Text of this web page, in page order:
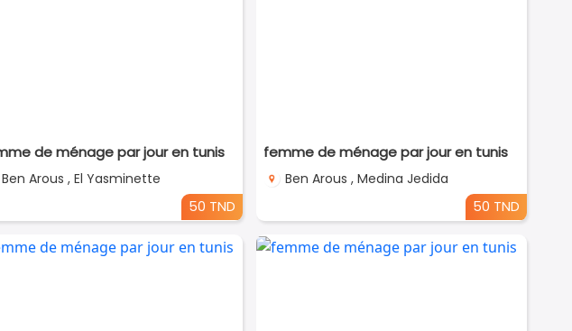
de ménage par jour en tunis
Ben Arous , El Yasminette
50 TND
femme de ménage par jour en tunis
Ben Arous , Medina Jedida
50 TND